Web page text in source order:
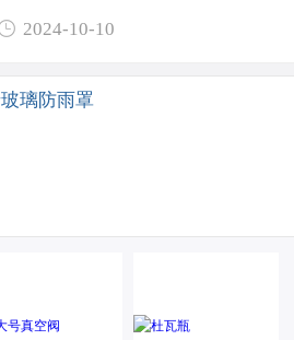
2024-10-10
璃防雨罩